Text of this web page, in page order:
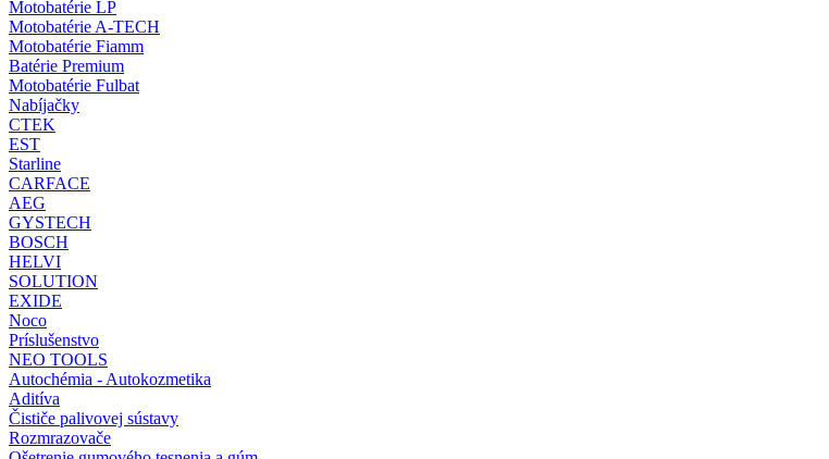
Motobatérie LP
Motobatérie A-TECH
Motobatérie Fiamm
Batérie Premium
Motobatérie Fulbat
Nabíjačky
CTEK
EST
Starline
CARFACE
AEG
GYSTECH
BOSCH
HELVI
SOLUTION
EXIDE
Noco
Príslušenstvo
NEO TOOLS
Autochémia - Autokozmetika
Aditíva
Čističe palivovej sústavy
Rozmrazovače